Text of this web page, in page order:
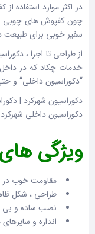
در اکثر موارد استفاده
چون کفپوش های چوبی
سفیر خوبی برای طبیعت
از طراحی تا اجرا ،
خدمات چکاد که در
“دکوراسیون داخلی“ و
دکوراسیون شهرکرد |
دکوراسیون داخلی شهرکرد
ویژگی
مقاومت خوب در
طراحی ، شکل
نصب ساده و بی
اندازه و